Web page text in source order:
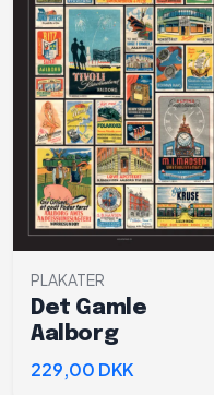
PLAKATER
Det Gamle
Aalborg
229,00 DKK